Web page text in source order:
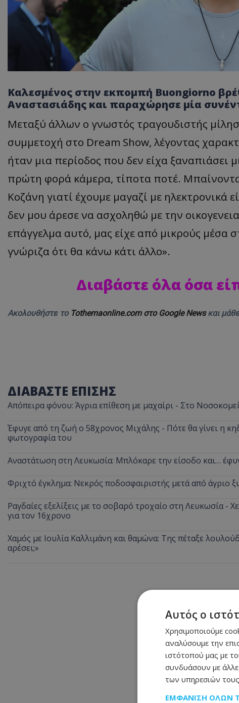
Καλεσμένος στην εκπομπή Buongiorno
Αναστασιάδης και παραχώρησε μία
Μεταξύ άλλων ο γνωστός τραγουδιστής
συμμετοχή στο Dream Show, λέγοντας
ήταν μια περίοδος που δεν είχα
πρώτη φορά κάμερα, τίποτα ποτέ.
Κοζάνη γιατί έχουμε μαγαζί με
δεν μου άρεσε να ασχοληθώ με την
επάγγελμα αυτό, μας είχε από μικρούς μέσα
γνώριζα ότι θα κάνω κάτι άλλο».
Διαβάστε όλα όσα
Ακολουθήστε το Tothemaonline.com στο Google Newsκαι
ΔΙΑΒΑΣΤΕ ΕΠΙΣΗΣ
Απόπειρα φόνου: Άγρια επίθεση με μαχαίρι - Στο
Έφυγε από τη ζωή ο 58χρονος Μιχάλης - Πότε θα γίνει η
φωτογραφία του
Αναστάτωση στη Λευκωσία: Μπλόκαρε την είσοδο και…
Φριχτό έγκλημα: Νεκρός ποδοσφαιριστής μετά από άγριο
Ραγδαίες εξελίξεις με το σοβαρό τροχαίο στη Λευκωσία -
για τον 16χρονο
Χαμός με Ιουλία Καλλιμάνη και θαμώνα: Της πέταξε
αρέσει;»
Αυτός ο
Χρησιμοποιούμε
αναλύσουμε την
ιστότοπού μας με
συνδυάσουν με
των υπηρεσιών
ΕΜΦΆΝΙΣΗ ΌΛΩΝ